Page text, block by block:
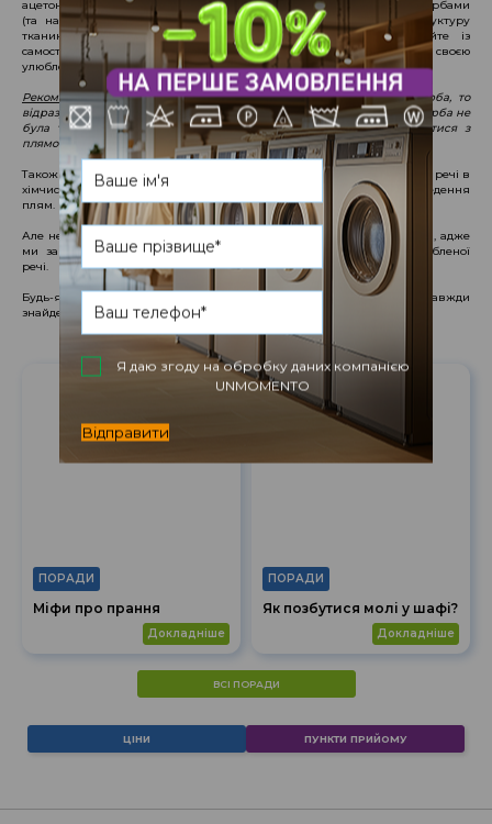
ацетон, але не всі знають, що він справляється лише з масляними фарбами
(та навіть не з усіма!). Також ацетон агресивно впливає на структуру
тканини, тим самим просто псуючи одяг. Не експериментуйте із
самостійним доглядом, якщо не хочете назавжди розпрощатися зі своєю
улюбленою річчю!
Рекомендація від UNMOMENTO:якщо на ваш одяг потрапила фарба, то
відразу необхідно змочити забруднене місце водою для того, щоб фарба не
була такою концентрованою. Це допоможе нам, фахівцям, впоратися з
плямою.
Також по можливості сфотографуйте етикетку фарби, перш ніж нести речі в
хімчистку. Так, майстрам буде простіше підібрати засоби для виведення
плям.
Але не засмучуйтесь, якщо пляму від фарби не можна буде вивести, адже
ми завжди зможемо запропонувати вам сучасний редизайн улюбленої
речі.
Будь-яку пляму, з якою ми стикаємося, ми не залишимо без уваги і завжди
знайдемо вирішення вашої проблеми.
ПОРАДИ
Міфи про прання
докладніше
ПОРАДИ
Як позбутися молі у шафі?
докладніше
ВСІ ПОРАДИ
ЦІНИ ПУНКТИ ПРИЙОМУ
Я даю згоду на обробку даних компанією
UNMOMENTO
Відправити